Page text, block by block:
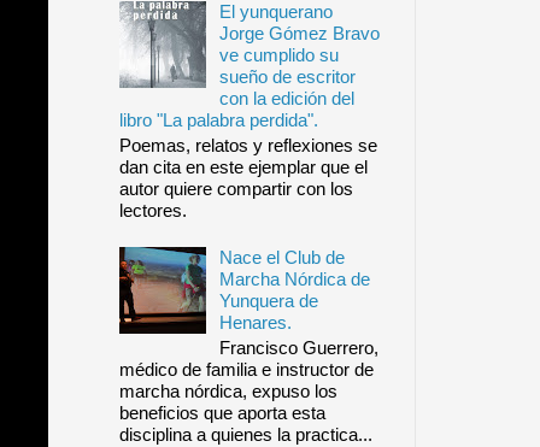
El yunquerano
Jorge Gómez Bravo
ve cumplido su
sueño de escritor
con la edición del
libro "La palabra perdida".
Poemas, relatos y reflexiones se
dan cita en este ejemplar que el
autor quiere compartir con los
lectores.
Nace el Club de
Marcha Nórdica de
Yunquera de
Henares.
Francisco Guerrero,
médico de familia e instructor de
marcha nórdica, expuso los
beneficios que aporta esta
disciplina a quienes la practica...